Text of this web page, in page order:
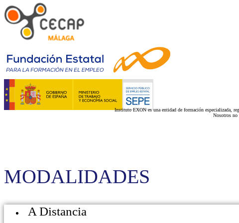
Instituto EXON es una entidad de formación especializada,
Nosotros no
MODALIDADES
A Distancia